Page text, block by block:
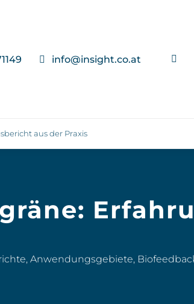
info@insight.co.at 
aus der Praxis
,Anwendungsgebiete,